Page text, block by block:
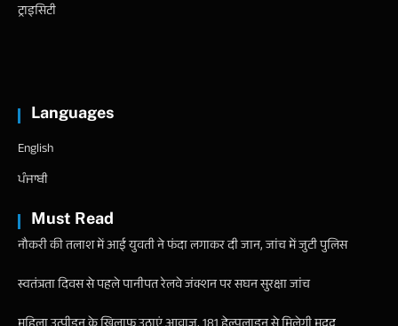
ट्राइसिटी
Languages
English
ਪੰਜਾਬੀ
Must Read
नौकरी की तलाश में आई युवती ने फंदा लगाकर दी जान, जांच में जुटी पुलिस
स्वतंत्रता दिवस से पहले पानीपत रेलवे जंक्शन पर सघन सुरक्षा जांच